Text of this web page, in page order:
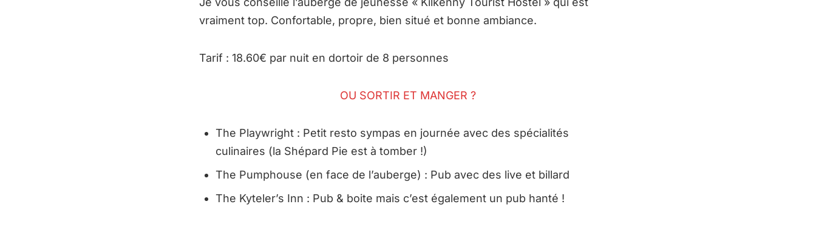
vraiment top. Confortable, propre, bien situé et bonne ambiance.
Tarif : 18.60€ par nuit en dortoir de 8 personnes
OU SORTIR ET MANGER ?
The Playwright : Petit resto sympas en journée avec des spécialités
culinaires (la Shépard Pie est à tomber !)
The Pumphouse (en face de l’auberge) : Pub avec des live et billard
The Kyteler’s Inn : Pub & boite mais c’est également un pub hanté !